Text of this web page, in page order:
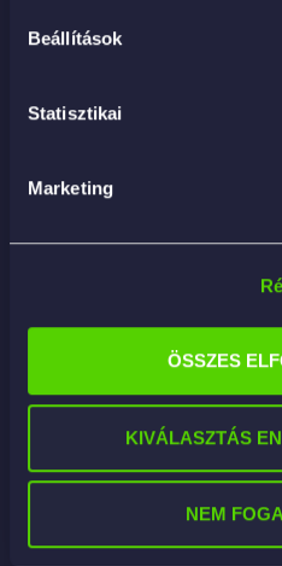
Beállítások
Statisztikai
Marketing
ÖSSZES
KIVÁLASZTÁS
NEM
Black Heavy Duty
finish
9